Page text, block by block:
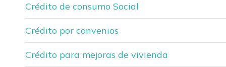
Crédito de consumo Social
Crédito por convenios
Crédito para mejoras de vivienda